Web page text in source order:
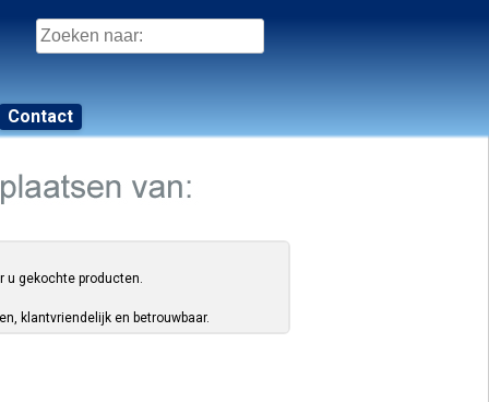
Zoeken
naar:
Contact
u gekochte producten.
klantvriendelijk en betrouwbaar.